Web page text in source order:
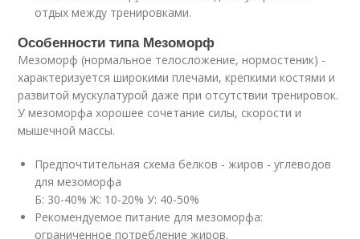
отдых между тренировками.
Особенности типа Мезоморф
Мезоморф (нормальное телосложение, нормостеник) -
характеризуется широкими плечами, крепкими костями и
развитой мускулатурой даже при отсутствии тренировок.
У мезоморфа хорошее сочетание силы, скорости и
мышечной массы.
Предпочтительная схема белков - жиров - углеводов
для мезоморфа
Б: 30-40% Ж: 10-20% У: 40-50%
Рекомендуемое питание для мезоморфа:
ограниченное потребление жиров.